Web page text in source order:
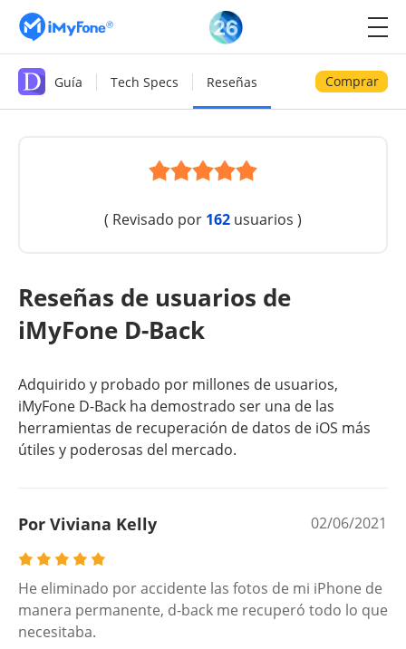
Guía Tech Specs Reseñas Comprar
( Revisado por 162 usuarios )
Reseñas de usuarios de
iMyFone D-Back
Adquirido y probado por millones de usuarios,
iMyFone D-Back ha demostrado ser una de las
herramientas de recuperación de datos de iOS más
útiles y poderosas del mercado.
Por Viviana Kelly 02/06/2021
He eliminado por accidente las fotos de mi iPhone de
manera permanente, d-back me recuperó todo lo que
necesitaba.